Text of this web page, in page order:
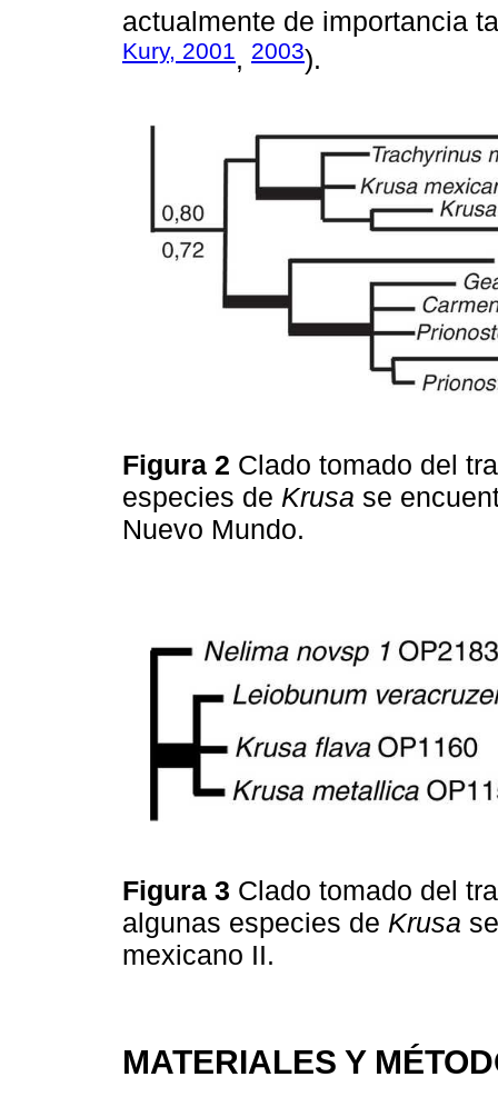
actualmente de importancia
Kury, 2001, 2003).
Figura 2 Clado tomado del
especies de Krusa se
Nuevo Mundo.
Figura 3 Clado tomado del
algunas especies de Krusa
mexicano II.
MATERIALES Y